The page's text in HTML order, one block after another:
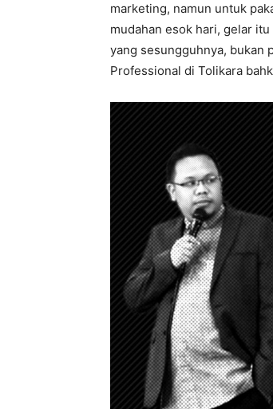
marketing, namun untuk
mudahan esok hari, gelar
yang sesungguhnya, bukan
Professional di Tolikara